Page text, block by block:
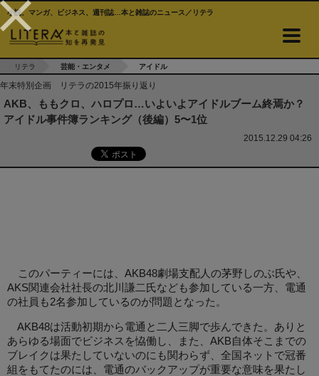
小説、マンガ、ビジネス、週刊誌…本と雑誌のニュース／リテラ
リテラ 芸能・エンタメ アイドル
年末特別企画 リテラの2015年振り返り
AKB、ももクロ、ハロプロ…いよいよアイドルブーム終焉か？
アイドル事件簿ランキング（後編）5〜1位
2015.12.29 04:26
このパーティーには、AKB48劇場支配人の茅野しのぶ氏や、
AKS関連会社社長の北川謙二氏なども参加している一方、電通
の社員も2名参加しているのが問題となった。
AKB48は活動初期から電通と二人三脚で歩んできた。ありと
あらゆる場面でビジネスを恊働し、また、AKB自体そこまでの
ブレイクは果たしていないのにも関わらず、全国ネットで冠番
組をもてたのには、電通のバックアップが重要な意味を果たし